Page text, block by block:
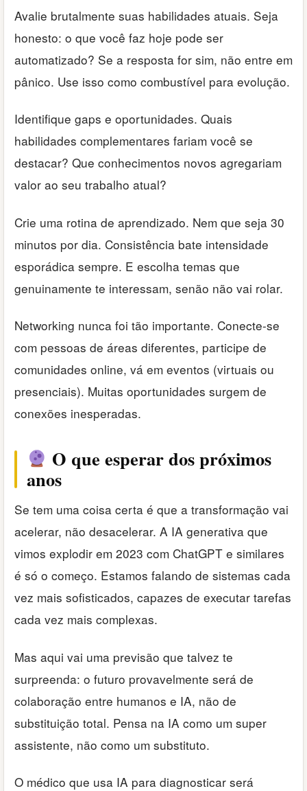
Avalie brutalmente suas habilidades atuais. Seja
honesto: o que você faz hoje pode ser
automatizado? Se a resposta for sim, não entre em
pânico. Use isso como combustível para evolução.
Identifique gaps e oportunidades. Quais
habilidades complementares fariam você se
destacar? Que conhecimentos novos agregariam
valor ao seu trabalho atual?
Crie uma rotina de aprendizado. Nem que seja 30
minutos por dia. Consistência bate intensidade
esporádica sempre. E escolha temas que
genuinamente te interessam, senão não vai rolar.
Networking nunca foi tão importante. Conecte-se
com pessoas de áreas diferentes, participe de
comunidades online, vá em eventos (virtuais ou
presenciais). Muitas oportunidades surgem de
conexões inesperadas.
O que esperar dos próximos
anos
Se tem uma coisa certa é que a transformação vai
acelerar, não desacelerar. A IA generativa que
vimos explodir em 2023 com ChatGPT e similares
é só o começo. Estamos falando de sistemas cada
vez mais sofisticados, capazes de executar tarefas
cada vez mais complexas.
Mas aqui vai uma previsão que talvez te
surpreenda: o futuro provavelmente será de
colaboração entre humanos e IA, não de
substituição total. Pensa na IA como um super
assistente, não como um substituto.
O médico que usa IA para diagnosticar será